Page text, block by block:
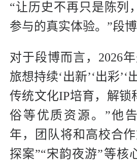
“让历史不再只是陈列
参与的真实体验。”段博
对于段博而言，2026
旅想持续‘出新’‘出彩’‘
传统文化IP培育，解锁
俗等优质资源。”他
年，团队将和高校合
探案”“宋韵夜游”等核